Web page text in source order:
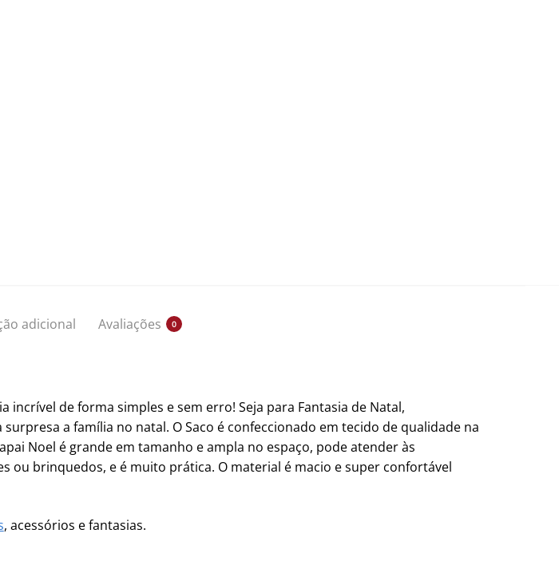
adicional Avaliações 0
de forma simples e sem erro! Seja para Fantasia de Natal,
a família no natal. O Saco é confeccionado em tecido de qualidade na
Noel é grande em tamanho e ampla no espaço, pode atender às
ou brinquedos, e é muito prática. O material é macio e super confortável
, acessórios e fantasias.